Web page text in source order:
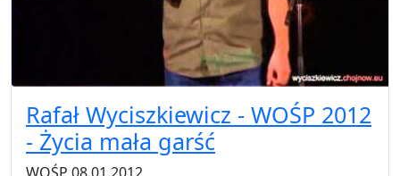
Rafał Wyciszkiewicz - WOŚP 2012
- Życia mała garść